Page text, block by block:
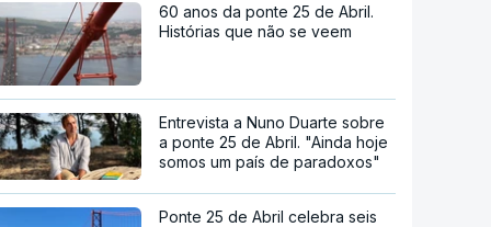
60 anos da ponte 25 de Abril.
Histórias que não se veem
Entrevista a Nuno Duarte sobre
a ponte 25 de Abril. "Ainda hoje
somos um país de paradoxos"
Ponte 25 de Abril celebra seis